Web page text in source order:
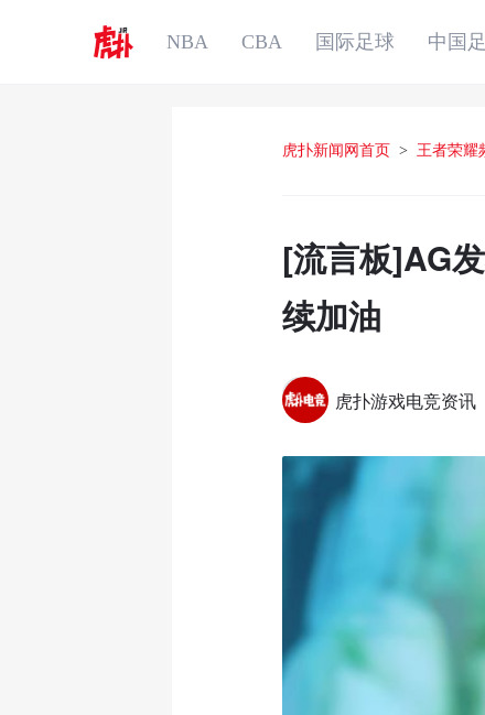
NBA CBA 国际足球 中国
虎扑新闻网首页 > 王者荣耀
[流言板]AG
续加油
虎扑游戏电竞资讯